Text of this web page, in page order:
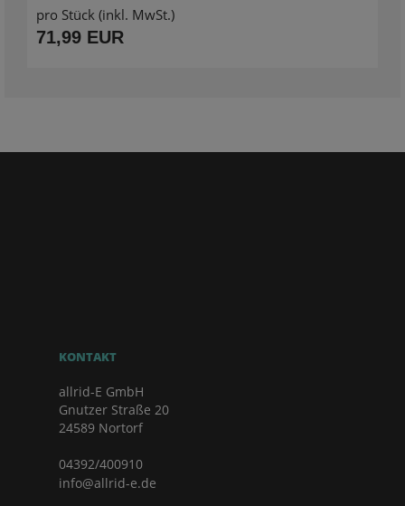
pro Stück (inkl. MwSt.)
71,99 EUR
KONTAKT
allrid-E GmbH
Gnutzer Straße 20
24589 Nortorf
04392/400910
info@allrid-e.de